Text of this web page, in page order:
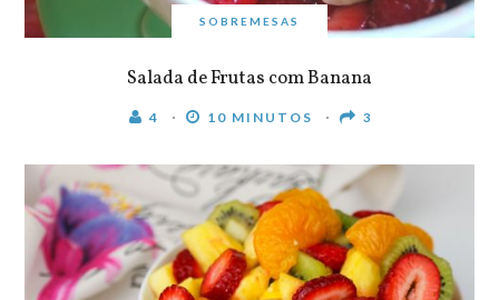
SOBREMESAS
Salada de Frutas com Banana
4 10 MINUTOS 3